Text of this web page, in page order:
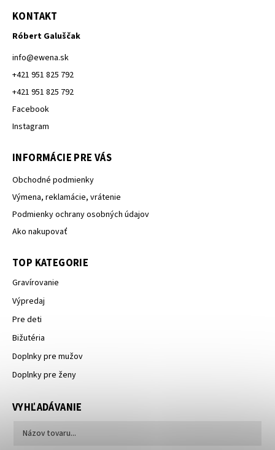
KONTAKT
Róbert Galuščak
info@ewena.sk
+421 951 825 792
+421 951 825 792
Facebook
Instagram
INFORMÁCIE PRE VÁS
Obchodné podmienky
Výmena, reklamácie, vrátenie
Podmienky ochrany osobných údajov
Ako nakupovať
TOP KATEGORIE
Gravírovanie
Výpredaj
Pre deti
Bižutéria
Doplnky pre mužov
Doplnky pre ženy
VYHĽADÁVANIE